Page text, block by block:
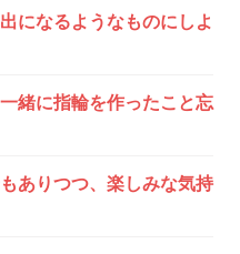
になるようなものにしよ
緒に指輪を作ったこと忘
ありつつ、楽しみな気持